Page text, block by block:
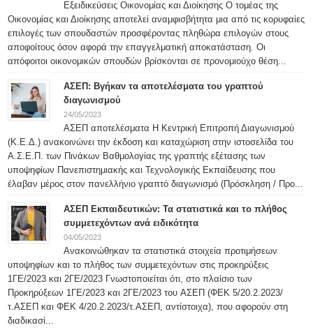
Εξειδικεύσεις Οικονομίας και Διοίκησης Ο τομέας της
Οικονομίας και Διοίκησης αποτελεί αναμφισβήτητα μια από τις κορυφαίες
επιλογές των σπουδαστών προσφέροντας πληθώρα επιλογών στους
αποφοίτους όσον αφορά την επαγγελματική αποκατάσταση. Οι
απόφοιτοι οικονομικών σπουδών βρίσκονται σε προνομιούχο θέση...
ΑΣΕΠ: Βγήκαν τα αποτελέσματα του γραπτού
διαγωνισμού
24/05/2023
ΑΣΕΠ αποτελέσματα Η Κεντρική Επιτροπή Διαγωνισμού
(Κ.Ε.Δ.) ανακοινώνει την έκδοση και καταχώριση στην ιστοσελίδα του
Α.Σ.Ε.Π. των Πινάκων Βαθμολογίας της γραπτής εξέτασης των
υποψηφίων Πανεπιστημιακής και Τεχνολογικής Εκπαίδευσης που
έλαβαν μέρος στον πανελλήνιο γραπτό διαγωνισμό (Πρόσκληση / Προ...
ΑΣΕΠ Εκπαιδευτικών: Τα στατιστικά και το πλήθος
συμμετεχόντων ανά ειδικότητα
04/05/2023
Ανακοινώθηκαν τα στατιστικά στοιχεία προτιμήσεων
υποψηφίων και το πλήθος των συμμετεχόντων στις προκηρύξεις
1ΓΕ/2023 και 2ΓΕ/2023 Γνωστοποιείται ότι, στο πλαίσιο των
Προκηρύξεων 1ΓΕ/2023 και 2ΓΕ/2023 του ΑΣΕΠ (ΦΕΚ 5/20.2.2023/
τ.ΑΣΕΠ και ΦΕΚ 4/20.2.2023/τ.ΑΣΕΠ, αντίστοιχα), που αφορούν στη
διαδικασί...